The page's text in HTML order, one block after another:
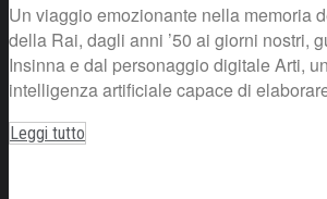
Un viaggio emozionante nella memoria
della Rai, dagli anni ’50 ai giorni nostri,
Insinna e dal personaggio digitale Arti,
intelligenza artificiale capace di
Leggi tutto